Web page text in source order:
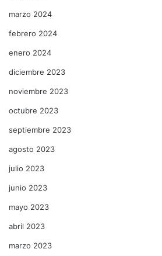
marzo 2024
febrero 2024
enero 2024
diciembre 2023
noviembre 2023
octubre 2023
septiembre 2023
agosto 2023
julio 2023
junio 2023
mayo 2023
abril 2023
marzo 2023